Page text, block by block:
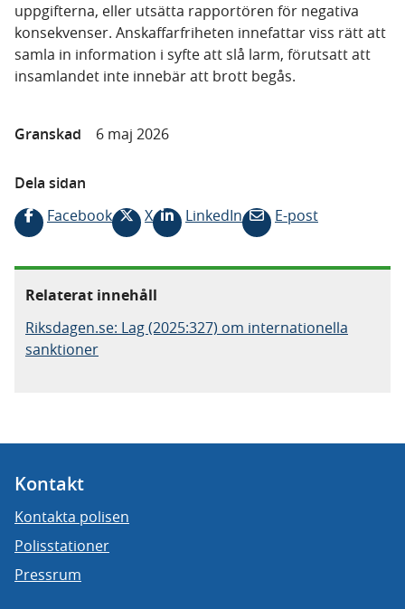
uppgifterna, eller utsätta rapportören för negativa
konsekvenser. Anskaffarfriheten innefattar viss rätt att
samla in information i syfte att slå larm, förutsatt att
insamlandet inte innebär att brott begås.
Granskad 6 maj 2026
Dela sidan
Facebook
X LinkedIn E-post
Relaterat innehåll
Riksdagen.se: Lag (2025:327) om internationella
sanktioner
Kontakt
Kontakta polisen
Polisstationer
Pressrum